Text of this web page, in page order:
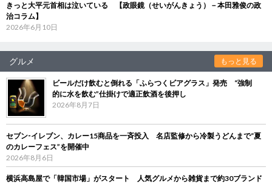
きっと大平元首相は泣いている 【政眼鏡（せいがんきょう）－本田雅俊の政
治コラム】
2026年6月10日
グルメ もっと見る
ビールだけ飲むと倒れる「ふらつくビアグラス」発売 “強制
的に水を飲む”仕掛けで適正飲酒を後押し
2026年8月7日
セブン‐イレブン、カレー15商品を一斉投入 名店監修から冷製うどんまで“夏
のカレーフェス”を開催中
2026年8月6日
横浜高島屋で「韓国市場」がスタート 人気グルメから雑貨まで約30ブランド